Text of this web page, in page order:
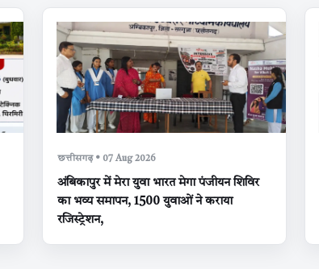
छत्तीसगढ़ • 07 Aug 2026
अंबिकापुर में मेरा युवा भारत मेगा पंजीयन शिविर
का भव्य समापन, 1500 युवाओं ने कराया
रजिस्ट्रेशन,